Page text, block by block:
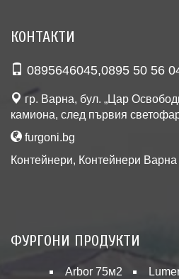
КОНТАКТИ
0895646045,0895 50 56
гр. Варна, бул. „Цар
камиона, след първия
furgoni.bg
Контейнери, Контейнери Варна
ФУРГОНИ ПРОДУКТИ
Arbor 75м2